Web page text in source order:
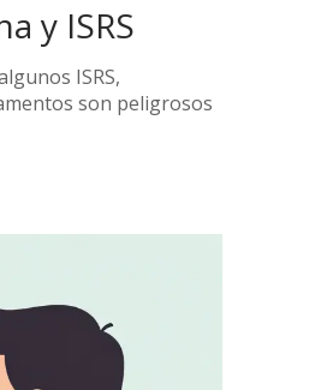
y ISRS
ISRS,
son peligrosos